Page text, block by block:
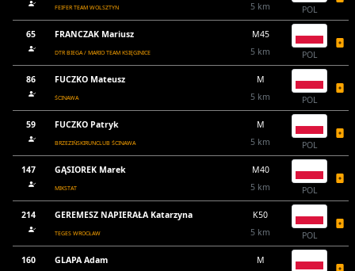
FEIFER TEAM WOLSZTYN
5 km
POL
65 FRANCZAK Mariusz
DTR BIEGA / MARIO TEAM KSIĘGINICE
M45
5 km
POL
86 FUCZKO Mateusz
ŚCINAWA
M
5 km
POL
59 FUCZKO Patryk
BRZEZIŃSKIRUNCLUB ŚCINAWA
M
5 km
POL
147 GĄSIOREK Marek
MIKSTAT
M40
5 km
POL
214 GEREMESZ NAPIERAŁA Katarzyna
TEGES WROCŁAW
K50
5 km
POL
160 GLAPA Adam
M